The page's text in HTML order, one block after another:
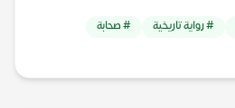
# رواية تاريخية
# صحابة